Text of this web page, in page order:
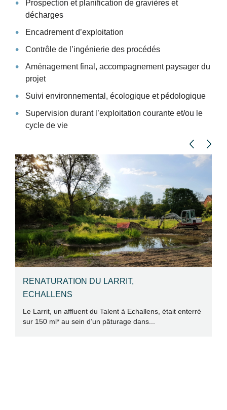
Prospection et planification de gravières et
décharges
Encadrement d’exploitation
Contrôle de l’ingénierie des procédés
Aménagement final, accompagnement paysager du
projet
Suivi environnemental, écologique et pédologique
Supervision durant l’exploitation courante et/ou le
cycle de vie
RENATURATION DU LARRIT,
ECHALLENS
Le Larrit, un affluent du Talent à Echallens, était enterré
sur 150 ml* au sein d’un pâturage dans...